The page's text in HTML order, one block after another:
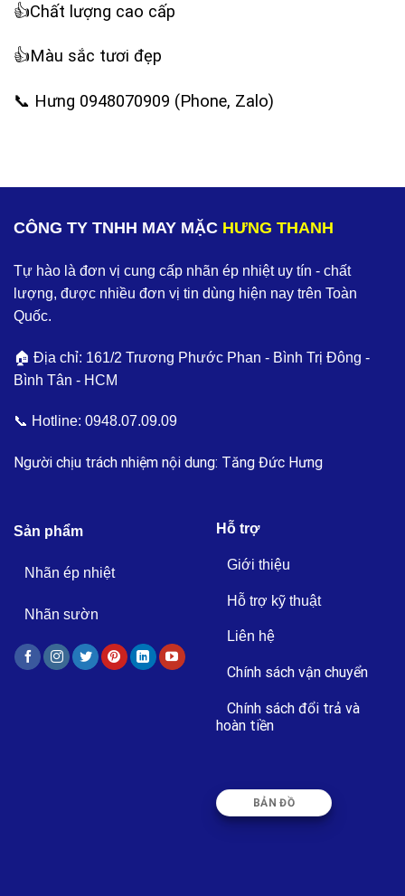
‪👍Chất lượng cao cấp
‪👍Màu sắc tươi đẹp
‪📞 Hưng 0948070909 (Phone, Zalo)
CÔNG TY TNHH MAY MẶC HƯNG THANH
Tự hào là đơn vị cung cấp nhãn ép nhiệt uy tín - chất
lượng, được nhiều đơn vị tin dùng hiện nay trên Toàn
Quốc.
🏠 Địa chỉ: 161/2 Trương Phước Phan - Bình Trị Đông -
Bình Tân - HCM
📞 Hotline: 0948.07.09.09
Người chịu trách nhiệm nội dung: Tăng Đức Hưng
Sản phẩm
Nhãn ép nhiệt
Nhãn sườn
Hỗ trợ
Giới thiệu
Hỗ trợ kỹ thuật
Liên hệ
Chính sách vận chuyển
Chính sách đổi trả và
hoàn tiền
BẢN ĐỒ